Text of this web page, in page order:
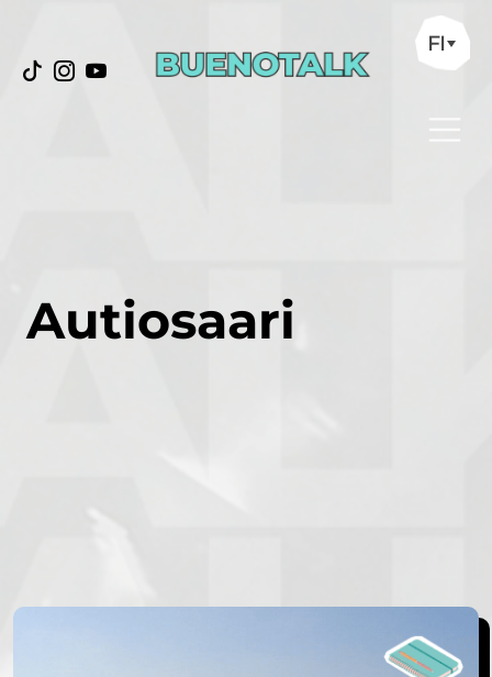
FI
Autiosaari